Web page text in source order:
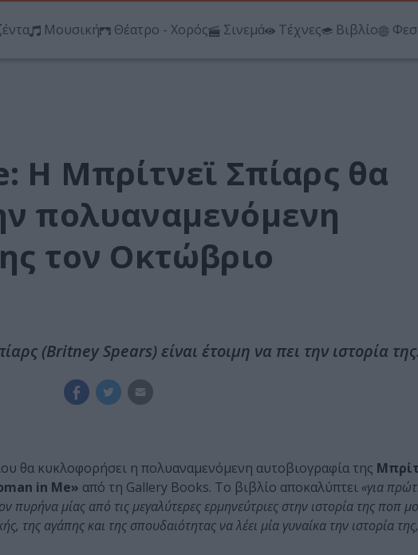
Μουσική Θέατρο - Χορός Σινεμά Τέχνες Βιβλίο
Η Μπρίτνεϊ Σπίαρς θα
πολυαναμενόμενη
τον Οκτώβριο
(Britney Spears) είναι έτοιμη να πει την ιστορία της.
θα κυκλοφορήσει η πολυαναμενόμενη αυτοβιογραφία της
in Me» από τη Gallery Books. Το βιβλίο αποκαλύπτει «για
πυρήνα μίας από τις μεγαλύτερες ερμηνεύτριες στην ιστορία της ποπ
της αγάπης και της σπουδαιότητας να λέει μία γυναίκα την ιστορία